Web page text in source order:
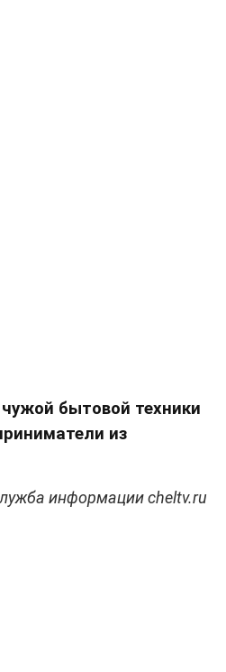
бытовой техники
из
информации cheltv.ru